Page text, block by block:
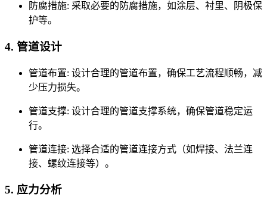
防腐措施: 采取必要的防腐措施，如涂层、衬里、阴极保
护等。
4. 管道设计
管道布置: 设计合理的管道布置，确保工艺流程顺畅，减
少压力损失。
管道支撑: 设计合理的管道支撑系统，确保管道稳定运
行。
管道连接: 选择合适的管道连接方式（如焊接、法兰连
接、螺纹连接等）。
5. 应力分析